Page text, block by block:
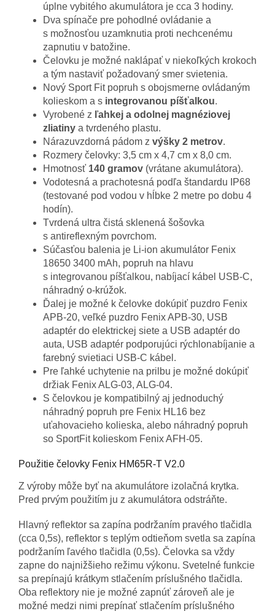
úplne vybitého akumulátora je cca 3 hodiny.
Dva spínače pre pohodlné ovládanie a
s možnosťou uzamknutia proti nechcenému
zapnutiu v batožine.
Čelovku je možné naklápať v niekoľkých krokoch
a tým nastaviť požadovaný smer svietenia.
Nový Sport Fit popruh s obojsmerne ovládaným
kolieskom a s integrovanou píšťalkou.
Vyrobené z ľahkej a odolnej magnéziovej
zliatiny a tvrdeného plastu.
Nárazuvzdorná pádom z výšky 2 metrov.
Rozmery čelovky: 3,5 cm x 4,7 cm x 8,0 cm.
Hmotnosť 140 gramov (vrátane akumulátora).
Vodotesná a prachotesná podľa štandardu IP68
(testované pod vodou v hĺbke 2 metre po dobu 4
hodín).
Tvrdená ultra čistá sklenená šošovka
s antireflexným povrchom.
Súčasťou balenia je Li-ion akumulátor Fenix
18650 3400 mAh, popruh na hlavu
s integrovanou píšťalkou, nabíjací kábel USB-C,
náhradný o-krúžok.
Ďalej je možné k čelovke dokúpiť puzdro Fenix
APB-20, veľké puzdro Fenix APB-30, USB
adaptér do elektrickej siete a USB adaptér do
auta, USB adaptér podporujúci rýchlonabíjanie a
farebný svietiaci USB-C kábel.
Pre ľahké uchytenie na prilbu je možné dokúpiť
držiak Fenix ALG-03, ALG-04.
S čelovkou je kompatibilný aj jednoduchý
náhradný popruh pre Fenix HL16 bez
uťahovacieho kolieska, alebo náhradný popruh
so SportFit kolieskom Fenix AFH-05.
Použitie čelovky Fenix HM65R-T V2.0
Z výroby môže byť na akumulátore izolačná krytka.
Pred prvým použitím ju z akumulátora odstráňte.
Hlavný reflektor sa zapína podržaním pravého tlačidla
(cca 0,5s), reflektor s teplým odtieňom svetla sa zapína
podržaním ľavého tlačidla (0,5s). Čelovka sa vždy
zapne do najnižšieho režimu výkonu. Svetelné funkcie
sa prepínajú krátkym stlačením príslušného tlačidla.
Oba reflektory nie je možné zapnúť zároveň ale je
možné medzi nimi prepínať stlačením príslušného